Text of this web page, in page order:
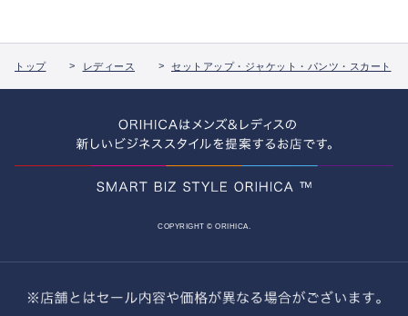
トップ レディース セットアップ・ジャケット・パンツ・スカート
COPYRIGHT © ORIHICA.